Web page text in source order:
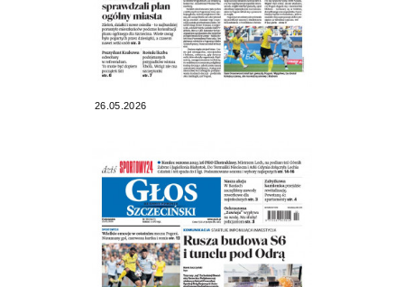
26.05.2026